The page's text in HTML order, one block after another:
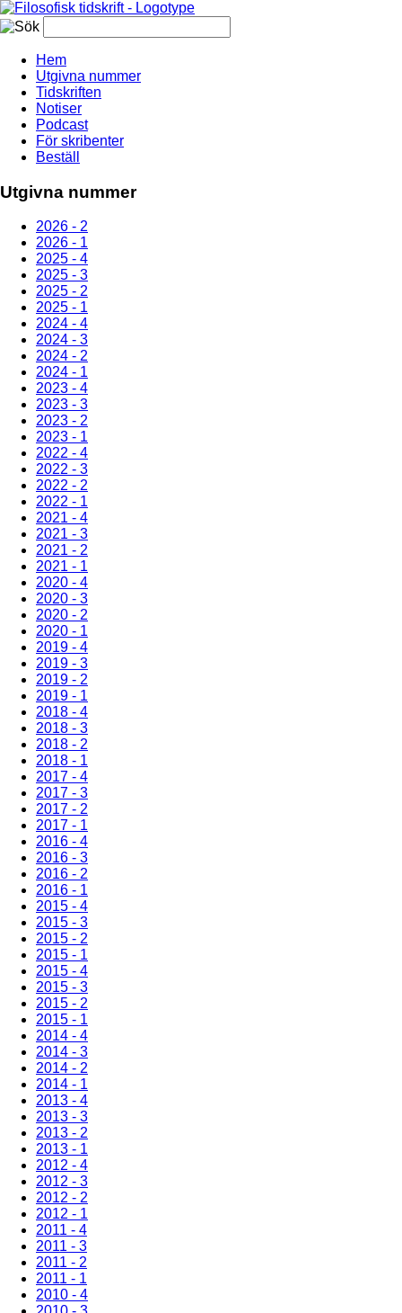
Hem
Utgivna nummer
Tidskriften
Notiser
Podcast
För skribenter
Beställ
Utgivna nummer
2026 - 2
2026 - 1
2025 - 4
2025 - 3
2025 - 2
2025 - 1
2024 - 4
2024 - 3
2024 - 2
2024 - 1
2023 - 4
2023 - 3
2023 - 2
2023 - 1
2022 - 4
2022 - 3
2022 - 2
2022 - 1
2021 - 4
2021 - 3
2021 - 2
2021 - 1
2020 - 4
2020 - 3
2020 - 2
2020 - 1
2019 - 4
2019 - 3
2019 - 2
2019 - 1
2018 - 4
2018 - 3
2018 - 2
2018 - 1
2017 - 4
2017 - 3
2017 - 2
2017 - 1
2016 - 4
2016 - 3
2016 - 2
2016 - 1
2015 - 4
2015 - 3
2015 - 2
2015 - 1
2015 - 4
2015 - 3
2015 - 2
2015 - 1
2014 - 4
2014 - 3
2014 - 2
2014 - 1
2013 - 4
2013 - 3
2013 - 2
2013 - 1
2012 - 4
2012 - 3
2012 - 2
2012 - 1
2011 - 4
2011 - 3
2011 - 2
2011 - 1
2010 - 4